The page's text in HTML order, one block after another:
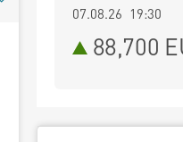
07.08.26 19:30
88,700